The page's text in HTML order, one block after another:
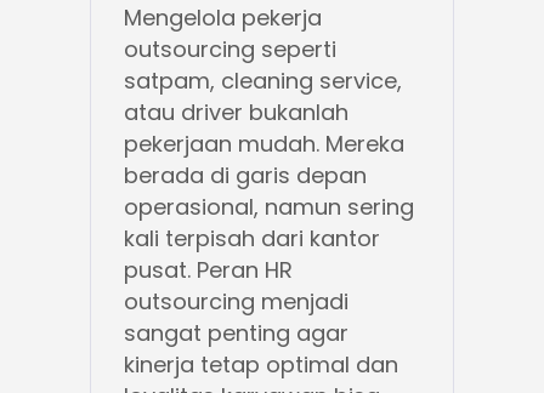
Mengelola pekerja
outsourcing seperti
satpam, cleaning service,
atau driver bukanlah
pekerjaan mudah. Mereka
berada di garis depan
operasional, namun sering
kali terpisah dari kantor
pusat. Peran HR
outsourcing menjadi
sangat penting agar
kinerja tetap optimal dan